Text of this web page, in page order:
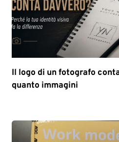
Il logo di un fotografo
quanto immagini